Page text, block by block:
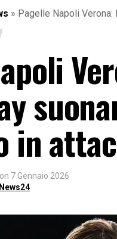
» Pagelle Napoli
in
on 7 Gennaio 2026